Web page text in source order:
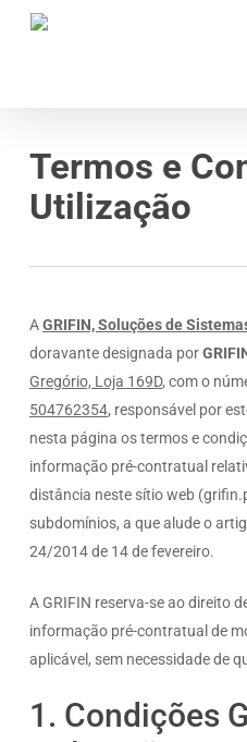
Termos e
Utilização
AGRIFIN, Soluções de
doravante designada por
Gregório, Loja 169D, com o
504762354, responsável por
nesta página os termos e
informação pré-contratual
distância neste sítio web
subdomínios, a que alude o
24/2014 de 14 de fevereiro.
A GRIFIN reserva-se ao direito
informação pré-contratual de
aplicável, sem necessidade de
1. Condições